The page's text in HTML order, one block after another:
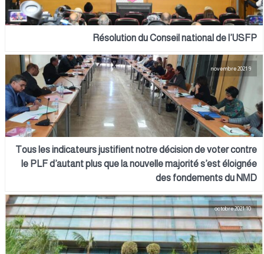
Résolution du Conseil national de l’USFP
Tous les indicateurs justifient notre décision de voter contre
le PLF d’autant plus que la nouvelle majorité s’est éloignée
des fondements du NMD
10 octobre 2021